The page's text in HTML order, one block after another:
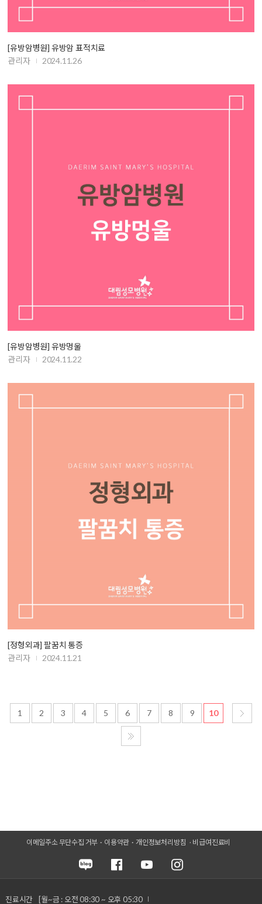
[유방암병원] 유방암 표적치료
관리자
2024.11.26
[유방암병원] 유방멍울
관리자
2024.11.22
[정형외과] 팔꿈치 통증
관리자
2024.11.21
1 2 3 4 5 6 7 8 9 10
이메일주소 무단수집 거부 이용약관 개인정보처리방침 비급여진료비
진료시간 [월~금 : 오전 08:30 ~ 오후 05:30